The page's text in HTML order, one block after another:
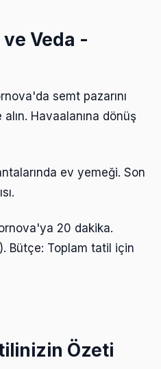
ve Veda -
semt pazarını
Havaalanına dönüş
ev yemeği. Son
20 dakika.
Bütçe: Toplam tatil için
Özeti